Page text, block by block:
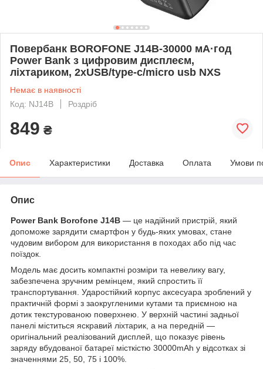
Повербанк BOROFONE J14B-30000 мА·год
Power Bank з цифровим дисплеєм,
ліхтариком, 2xUSB/type-c/micro usb NXS
Немає в наявності
Код: NJ14B
Роздріб
849 ₴
Опис Характеристики Доставка Оплата Умови
Опис
Power Bank Borofone J14B — це надійний пристрій, який
допоможе зарядити смартфон у будь-яких умовах, стане
чудовим вибором для використання в походах або під час
поїздок.
Модель має досить компактні розміри та невелику вагу,
забезпечена зручним ремінцем, який спростить її
транспортування. Ударостійкий корпус аксесуара зроблений у
практичній формі з заокругленими кутами та приємною на
дотик текстурованою поверхнею. У верхній частині задньої
панелі міститься яскравий ліхтарик, а на передній —
оригінальний реалізований дисплей, що показує рівень
заряду вбудованої батареї місткістю 30000mAh у відсотках зі
значеннями 25, 50, 75 і 100%.